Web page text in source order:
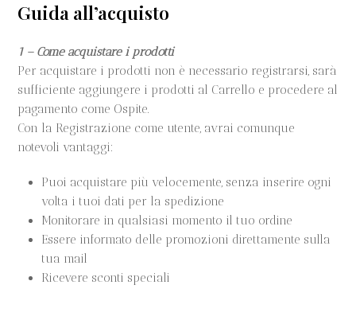
Guida all’acquisto
1 – Come acquistare i prodotti
Per acquistare i prodotti non è necessario registrarsi, sarà
sufficiente aggiungere i prodotti al Carrello e procedere al
pagamento come Ospite.
Con la Registrazione come utente, avrai comunque
notevoli vantaggi:
Puoi acquistare più velocemente, senza inserire ogni
volta i tuoi dati per la spedizione
Monitorare in qualsiasi momento il tuo ordine
Essere informato delle promozioni direttamente sulla
tua mail
Ricevere sconti speciali